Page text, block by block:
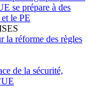
se prépare à des
le PE
la réforme des règles
de la sécurité,